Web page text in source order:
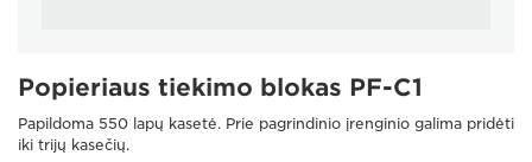
Popieriaus tiekimo blokas PF-C1
Papildoma 550 lapų kasetė. Prie pagrindinio įrenginio galima pridėti
iki trijų kasečių.